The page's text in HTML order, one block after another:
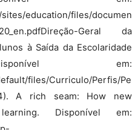
education/files/
Geral da
à Saída da Escolaridade
em:
files/Curriculo/Perfis/
A rich seam: How new
Disponível em: